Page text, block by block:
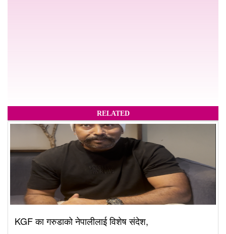
RELATED
KGF का गरुडाको नेपालीलाई विशेष संदेश,